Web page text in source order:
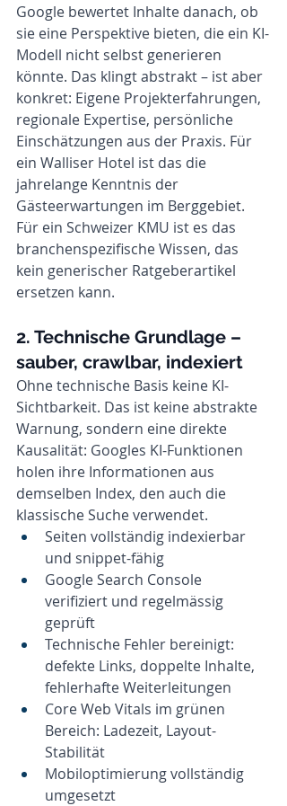
Google bewertet Inhalte danach, ob
sie eine Perspektive bieten, die ein KI-
Modell nicht selbst generieren
könnte. Das klingt abstrakt – ist aber
konkret: Eigene Projekterfahrungen,
regionale Expertise, persönliche
Einschätzungen aus der Praxis. Für
ein Walliser Hotel ist das die
jahrelange Kenntnis der
Gästeerwartungen im Berggebiet.
Für ein Schweizer KMU ist es das
branchenspezifische Wissen, das
kein generischer Ratgeberartikel
ersetzen kann.
2. Technische Grundlage –
sauber, crawlbar, indexiert
Ohne technische Basis keine KI-
Sichtbarkeit. Das ist keine abstrakte
Warnung, sondern eine direkte
Kausalität: Googles KI-Funktionen
holen ihre Informationen aus
demselben Index, den auch die
klassische Suche verwendet.
Seiten vollständig indexierbar
und snippet-fähig
Google Search Console
verifiziert und regelmässig
geprüft
Technische Fehler bereinigt:
defekte Links, doppelte Inhalte,
fehlerhafte Weiterleitungen
Core Web Vitals im grünen
Bereich: Ladezeit, Layout-
Stabilität
Mobiloptimierung vollständig
umgesetzt